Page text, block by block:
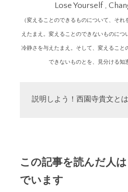
Lose Yourself ,
（変えることのできるものについて、そ
えたまえ。変えることのできないものにつ
冷静さを与えたまえ。そして、変えること
できないものとを、見分ける知
説明しよう！西園寺貴文と
この記事を読んだ人
でいます